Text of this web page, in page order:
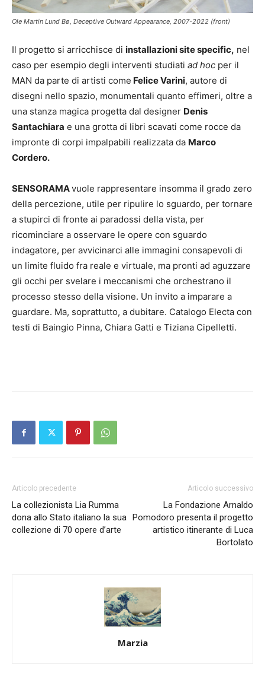
Ole Martin Lund Bø, Deceptive Outward Appearance, 2007-2022 (front)
Il progetto si arricchisce di installazioni site specific, nel
caso per esempio degli interventi studiati ad hoc per il
MAN da parte di artisti come Felice Varini, autore di
disegni nello spazio, monumentali quanto effimeri, oltre a
una stanza magica progetta dal designer Denis
Santachiara e una grotta di libri scavati come rocce da
impronte di corpi impalpabili realizzata da Marco
Cordero.
SENSORAMAvuole rappresentare insomma il grado zero
della percezione, utile per ripulire lo sguardo, per tornare
a stupirci di fronte ai paradossi della vista, per
ricominciare a osservare le opere con sguardo
indagatore, per avvicinarci alle immagini consapevoli di
un limite fluido fra reale e virtuale, ma pronti ad aguzzare
gli occhi per svelare i meccanismi che orchestrano il
processo stesso della visione. Un invito a imparare a
guardare. Ma, soprattutto, a dubitare. Catalogo Electa con
testi di Baingio Pinna, Chiara Gatti e Tiziana Cipelletti.
Articolo precedente
La collezionista Lia Rumma
dona allo Stato italiano la sua
collezione di 70 opere d’arte
Articolo successivo
La Fondazione Arnaldo
Pomodoro presenta il progetto
artistico itinerante di Luca
Bortolato
Marzia